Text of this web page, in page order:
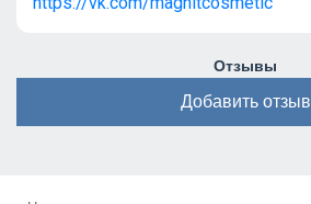
Отзывы
Добавить отзыв